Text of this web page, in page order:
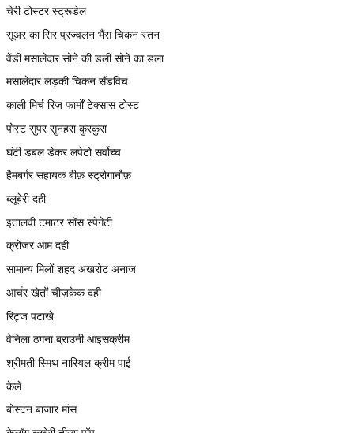
चेरी टोस्टर स्ट्रूडेल
सूअर का सिर प्रज्वलन भैंस चिकन स्तन
वेंडी मसालेदार सोने की डली सोने का डला
मसालेदार लड़की चिकन सैंडविच
काली मिर्च रिज फार्मों टेक्सास टोस्ट
पोस्ट सुपर सुनहरा कुरकुरा
घंटी डबल डेकर लपेटो सर्वोच्च
हैमबर्गर सहायक बीफ़ स्ट्रोगानौफ़
ब्लूबेरी दही
इतालवी टमाटर सॉस स्पेगेटी
क्रोजर आम दही
सामान्य मिलों शहद अखरोट अनाज
आर्चर खेतों चीज़केक दही
रिट्ज पटाखे
वेनिला ठगना ब्राउनी आइसक्रीम
श्रीमती स्मिथ नारियल क्रीम पाई
केले
बोस्टन बाजार मांस